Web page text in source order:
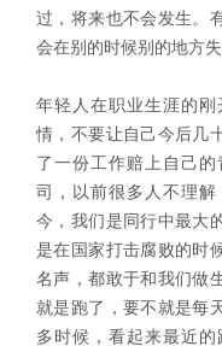
过，将来也不会发生。
会在别的时候别的地方失
年轻人在职业生涯的
情，不要让自己今后几
了一份工作赔上自己
司，以前很多人不理
今，我们是同行中最大
是在国家打击腐败的时
名声，都敢于和我们做
就是跑了，要不就是每
多时候，看起来最近